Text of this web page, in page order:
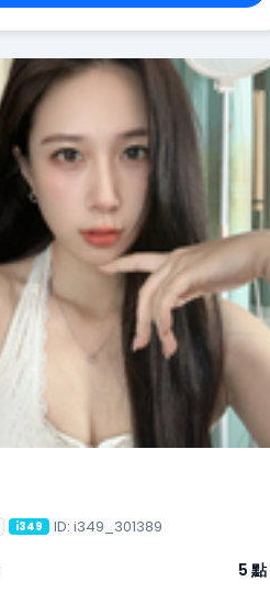
i349 ID: i349_301389
5 點